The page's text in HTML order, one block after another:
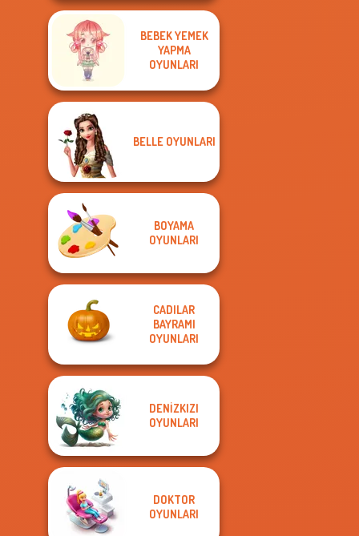
BEBEK YEMEK
YAPMA
OYUNLARI
BELLE OYUNLARI
BOYAMA
OYUNLARI
CADILAR
BAYRAMI
OYUNLARI
DENIZKIZI
OYUNLARI
DOKTOR
OYUNLARI